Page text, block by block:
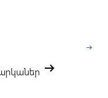
arrow_right_alt
arrow_right_alt